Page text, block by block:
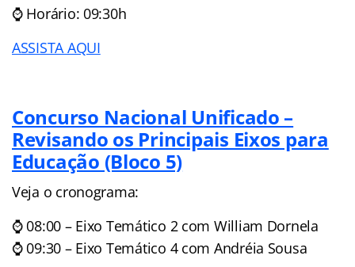
⌚ Horário: 09:30h
ASSISTA AQUI
Concurso Nacional Unificado –
Revisando os Principais Eixos para
Educação (Bloco 5)
Veja o cronograma:
⌚ 08:00 – Eixo Temático 2 com William Dornela
⌚ 09:30 – Eixo Temático 4 com Andréia Sousa